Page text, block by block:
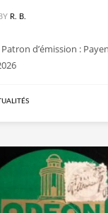
BY R. B.
d’émission :